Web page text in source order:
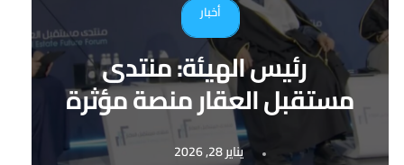
أخبار
رئيس الهيئة: منتدى
مستقبل العقار منصة مؤثرة
في صياغة مستقبل القطاع
يناير 28, 2026